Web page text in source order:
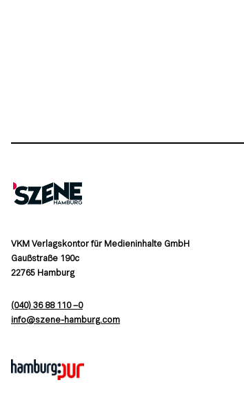
VKM Verlagskontor für Medieninhalte GmbH
Gaußstraße 190c
22765 Hamburg
(040) 36 88 110 –0
moc.grubmah-enezs@ofni